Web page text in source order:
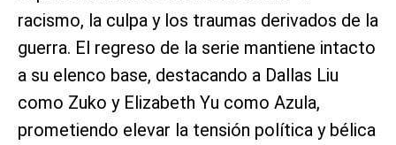
racismo, la culpa y los traumas derivados de la
guerra. El regreso de la serie mantiene intacto
a su elenco base, destacando a Dallas Liu
como Zuko y Elizabeth Yu como Azula,
prometiendo elevar la tensión política y bélica